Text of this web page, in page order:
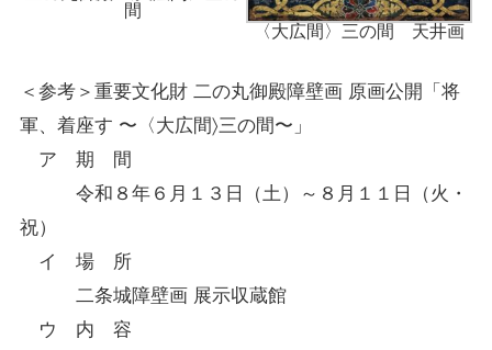
間
〈大広間〉三の間 天井画
＜参考＞重要文化財 二の丸御殿障壁画 原画公開「将
軍、着座す 〜〈大広間〉三の間〜」
ア 期 間
令和８年６月１３日（土）～８月１１日（火・
祝）
イ 場 所
二条城障壁画 展示収蔵館
ウ 内 容